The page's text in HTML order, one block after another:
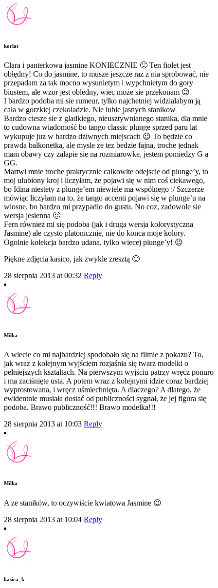
korlat
Clara i panterkowa jasmine KONIECZNIE 🙂 Ten fiolet jest
obłędny! Co do jasmine, to musze jeszcze raz z nia sprobować, nie
przepadam za tak mocno wysunietym i wypchnietym do gory
biustem, ale wzor jest obledny, wiec może sie przekonam 😉
I bardzo podoba mi sie rumeur, tylko najchetniej widzialabym ją
cała w gorzkiej czekoladzie. Nie lubie jasnych stanikow
Bardzo ciesze sie z gladkiego, nieusztywnianego stanika, dla mnie
to cudowna wiadomość bo tango classic plunge sprzed paru lat
wykupuje juz w bardzo dziwnych miejscach 😉 To będzie co
prawda balkonetka, ale mysle ze tez bedzie fajna, troche jednak
mam obawy czy zalapie sie na rozmiarowke, jestem pomiedzy G a
GG.
Martwi mnie troche praktycznie calkowite odejscie od plunge’y, to
moj ulubiony kroj i liczyłam, że pojawi się w nim coś ciekawego,
bo Idina niestety z plunge’em niewiele ma wspólnego :/ Szczerze
mówiąc liczyłam na to, że tango accenti pojawi się w plunge’u na
wiosne, bo bardzo mi przypadlo do gustu. No coz, zadowole sie
wersja jesienna 🙂
Fern również mi się podoba (jak i druga wersja kolorystyczna
Jasmine) ale czysto platonicznie, nie do konca moje kolory.
Ogolnie kolekcja bardzo udana, tylko wiecej plunge’y! 😉
Piękne zdjęcia kasico, jak zwykle zresztą 🙂
28 sierpnia 2013 at 00:32 Reply
Milka
A wiecie co mi najbardziej spodobało się na filmie z pokazu? To,
jak wraz z kolejnym wyjściem rozjaśnia się twarz modelki o
pełniejszych kształtach. Na pierwszym wyjściu patrzy wręcz ponuro
i ma zaciśnięte usta. A potem wraz z kolejnymi idzie coraz bardziej
wyprostowana, i wręcz uśmiechnięta. A dlaczego? A dlatego, że
ewidentnie musiała dostać od publiczności sygnał, że jej figura się
podoba. Brawo publiczność!!! Brawo modelka!!!
28 sierpnia 2013 at 10:03 Reply
Milka
A ze staników, to oczywiście kwiatowa Jasmine 😉
28 sierpnia 2013 at 10:04 Reply
kasica_k